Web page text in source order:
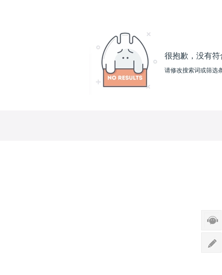
很抱歉，没有
请修改搜索词或筛选